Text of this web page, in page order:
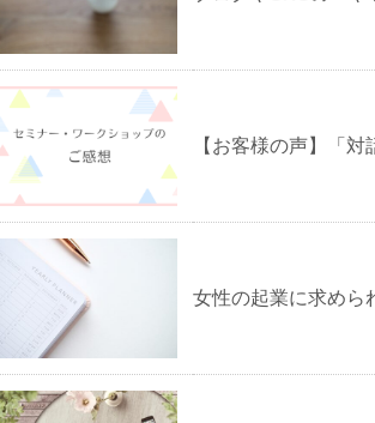
【お客様の声】「対
女性の起業に求めら